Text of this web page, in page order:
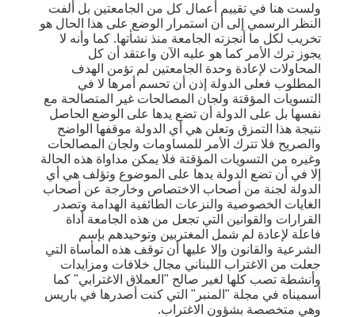
ولست هنا في تقييم أعمال كل من الجامعتين بل ألفت
النظر الرسمي إلى أن استمرار الوضع على هذا الحال هو
تخريب لكل ما أنجزته الجامعة منذ نشأتها. كما وأنه لا
يجوز ترك الأمر كما هو عليه الآن واعتقد أن كل
المحاولات لإعادة وحدة الجامعتين لم تؤمن الهدف
المطلوب فعلى الدولة إذن أن تحسم أمرها لا في
التسويات المؤقتة ولجان المصالحات غير المتصالحة مع
نفسها بل على الدولة أن تضع يدها على الوضع الحاصل
نتيجة هذا التمزق وتعلن هي أي الدولة موقفها الواضح
والصريح فلا تترك الأمر للمساومات ولجان المصالحات
وغيره من التسويات المؤقتة فلا يمكن مداواة هذه الحالة
إلا في أن تضع الدولة يدها على الموضوع وتؤلف هي أي
الدولة لجنة من أصحاب الاختصاص وخارجة عن أصحاب
الغايات الخصوصية والنزعات الطائفية الهدامة وتصدر
القرارات والقوانين التي تجعل من هذه الجامعة أداة
فاعلة لإعادة لم شمل المغتربين وتوحيدهم بإسم
الشرعية والقانون وإلا عليها أن توقف هذه المأساة التي
جعلت من الاغتراب اللبناني مجال خلافات ومزايدات
وأنشطة تصب كلها لغير صالح "العملاق الاغترابي" كما
أسميناه في مجلة "المنبر" التي كنت أصدرها في باريس
وهي متخصصة بشؤون الاغتراب.